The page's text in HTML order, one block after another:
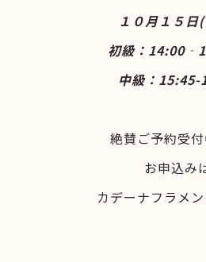
１０月１５
初級：
中級：15:45-
絶賛ご予約受付
お申込み
カデーナフラメ